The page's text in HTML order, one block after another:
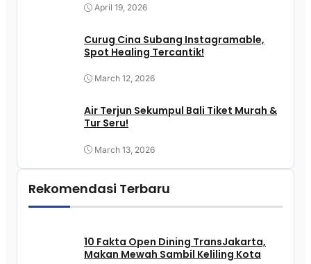
April 19, 2026
Curug Cina Subang Instagramable,
Spot Healing Tercantik!
March 12, 2026
Air Terjun Sekumpul Bali Tiket Murah &
Tur Seru!
March 13, 2026
Rekomendasi Terbaru
10 Fakta Open Dining TransJakarta,
Makan Mewah Sambil Keliling Kota